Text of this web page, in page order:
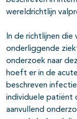
wereldrichtlijn
In de richtlijnen die
onderliggende
onderzoek naar
hoeft er in de
beschreven
individuele patiënt
aanvullend